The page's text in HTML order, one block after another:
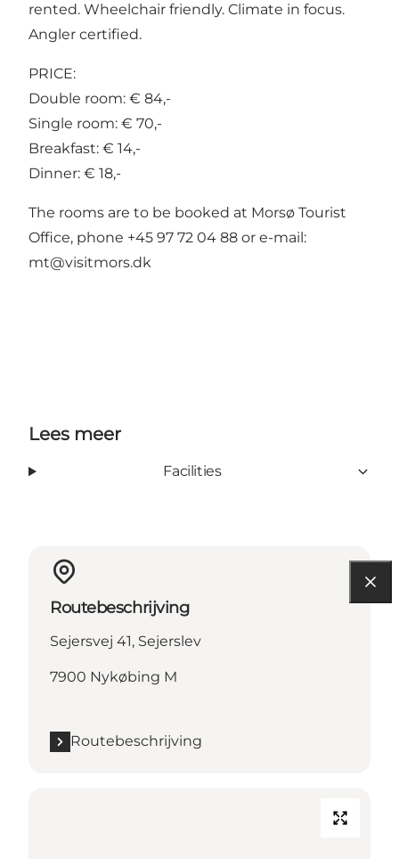
rented. Wheelchair friendly. Climate in focus.
Angler certified.
PRICE:
Double room: € 84,-
Single room: € 70,-
Breakfast: € 14,-
Dinner: € 18,-
The rooms are to be booked at Morsø Tourist
Office, phone +45 97 72 04 88 or e-mail:
mt@visitmors.dk
Lees meer
Facilities
Routebeschrijving
Sejersvej 41, Sejerslev
7900 Nykøbing M
Routebeschrijving